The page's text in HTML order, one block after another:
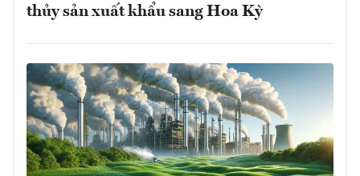
thủy sản xuất khẩu sang Hoa Kỳ